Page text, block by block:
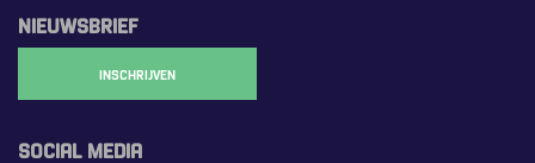
NIEUWSBRIEF
INSCHRIJVEN
SOCIAL MEDIA